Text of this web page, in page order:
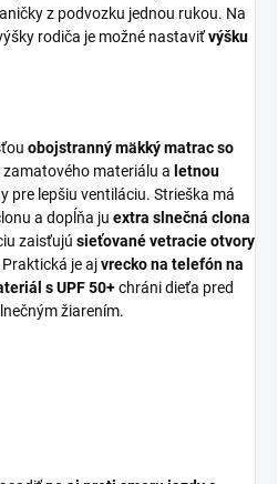
z podvozku jednou rukou. Na
rodiča je možné nastaviťvýšku
obojstranný mäkký matrac so
materiálu a letnou
pre lepšiu ventiláciu. Strieška má
a dopĺňa ju extra slnečná clona
zaisťujú sieťované vetracie otvory
je ajvrecko na telefón na
s UPF 50+chráni dieťa pred
žiarením.